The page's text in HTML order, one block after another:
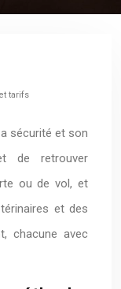
tarifs
sécurité et son
de retrouver
ou de vol, et
et des
chacune avec